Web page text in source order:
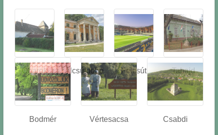
Óbarok
Alcsútdobo
z
Felcsút Tabajd
Bodmér Vértesacsa Csabdi